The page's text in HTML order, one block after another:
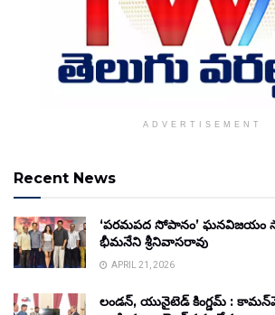
ADVERTISEMENT
Recent News
‘పరమపద సోపానం’ ఘనవిజయం
భీమనేని శ్రీనివాసరావు
APRIL 21, 2026
లండన్, యునైటెడ్ కింగ్డమ్ :